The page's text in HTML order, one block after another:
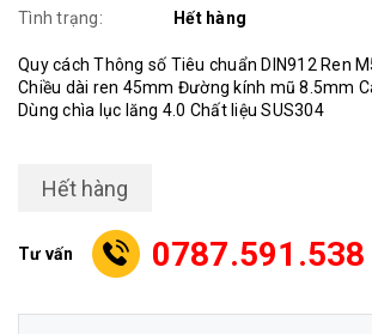
Tình trạng:
Hết hàng
Quy cách Thông số Tiêu chuẩn DIN912 Ren
Chiều dài ren 45mm Đường kính mũ 8.5mm
Dùng chìa lục lăng 4.0 Chất liệu SUS304
Hết hàng
Tư vấn 0787.591.538